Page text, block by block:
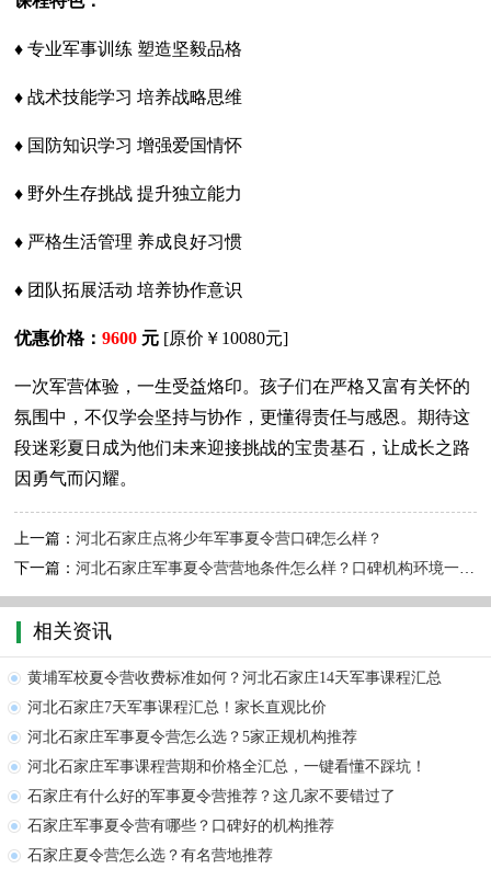
♦ 专业军事训练 塑造坚毅品格
♦ 战术技能学习 培养战略思维
♦ 国防知识学习 增强爱国情怀
♦ 野外生存挑战 提升独立能力
♦ 严格生活管理 养成良好习惯
♦ 团队拓展活动 培养协作意识
优惠价格：9600 元 [原价￥10080元]
一次军营体验，一生受益烙印。孩子们在严格又富有关怀的
氛围中，不仅学会坚持与协作，更懂得责任与感恩。期待这
段迷彩夏日成为他们未来迎接挑战的宝贵基石，让成长之路
因勇气而闪耀。
上一篇：河北石家庄点将少年军事夏令营口碑怎么样？
下一篇：河北石家庄军事夏令营营地条件怎么样？口碑机构环境一览！
相关资讯
黄埔军校夏令营收费标准如何？河北石家庄14天军事课程汇总
河北石家庄7天军事课程汇总！家长直观比价
河北石家庄军事夏令营怎么选？5家正规机构推荐
河北石家庄军事课程营期和价格全汇总，一键看懂不踩坑！
石家庄有什么好的军事夏令营推荐？这几家不要错过了
石家庄军事夏令营有哪些？口碑好的机构推荐
石家庄夏令营怎么选？有名营地推荐